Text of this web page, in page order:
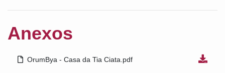
Anexos
OrumBya - Casa da Tia Ciata.pdf